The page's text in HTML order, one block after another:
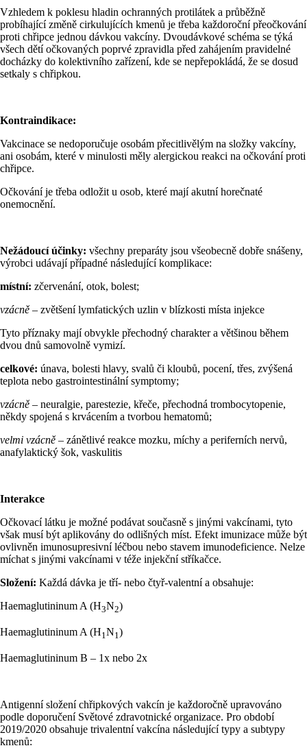
Vzhledem k poklesu hladin ochranných protilátek a průběžně
probíhající změně cirkulujících kmenů je třeba každoroční přeočkování
proti chřipce jednou dávkou vakcíny. Dvoudávkové schéma se týká
všech dětí očkovaných poprvé zpravidla před zahájením pravidelné
docházky do kolektivního zařízení, kde se nepřepokládá, že se dosud
setkaly s chřipkou.
Kontraindikace:
Vakcinace se nedoporučuje osobám přecitlivělým na složky vakcíny,
ani osobám, které v minulosti měly alergickou reakci na očkování proti
chřipce.
Očkování je třeba odložit u osob, které mají akutní horečnaté
onemocnění.
Nežádoucí účinky: všechny preparáty jsou všeobecně dobře snášeny,
výrobci udávají případné následující komplikace:
místní: zčervenání, otok, bolest;
vzácně – zvětšení lymfatických uzlin v blízkosti místa injekce
Tyto příznaky mají obvykle přechodný charakter a většinou během
dvou dnů samovolně vymizí.
celkové: únava, bolesti hlavy, svalů či kloubů, pocení, třes, zvýšená
teplota nebo gastrointestinální symptomy;
vzácně – neuralgie, parestezie, křeče, přechodná trombocytopenie,
někdy spojená s krvácením a tvorbou hematomů;
velmi vzácně – zánětlivé reakce mozku, míchy a periferních nervů,
anafylaktický šok, vaskulitis
Interakce
Očkovací látku je možné podávat současně s jinými vakcínami, tyto
však musí být aplikovány do odlišných míst. Efekt imunizace může být
ovlivněn imunosupresivní léčbou nebo stavem imunodeficience. Nelze
míchat s jinými vakcínami v téže injekční stříkačce.
Složení: Každá dávka je tří- nebo čtyř-valentní a obsahuje:
Haemaglutininum A (H3N2)
Haemaglutininum A (H1N1)
Haemaglutininum B – 1x nebo 2x
Antigenní složení chřipkových vakcín je každoročně upravováno
podle doporučení Světové zdravotnické organizace. Pro období
2019/2020 obsahuje trivalentní vakcína následující typy a subtypy
kmenů: